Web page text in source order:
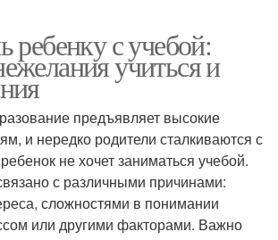
ребенку с учебой:
учиться и
предъявляет высокие
и нередко родители сталкиваются с
не хочет заниматься учебой.
с различными причинами:
сложностями в понимании
или другими факторами. Важно